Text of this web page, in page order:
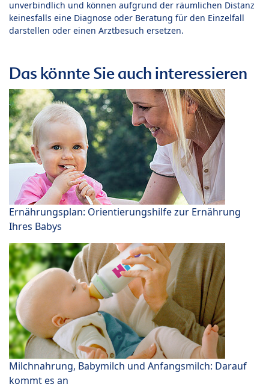
unverbindlich und können aufgrund der räumlichen Distanz
keinesfalls eine Diagnose oder Beratung für den Einzelfall
darstellen oder einen Arztbesuch ersetzen.
Das könnte Sie auch interessieren
Ernährungsplan: Orientierungshilfe zur Ernährung
Ihres Babys
Milchnahrung, Babymilch und Anfangsmilch: Darauf
kommt es an